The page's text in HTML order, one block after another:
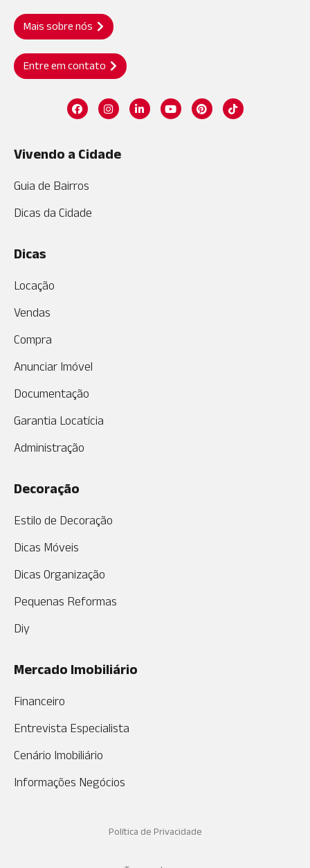
Mais sobre nós
Entre em contato
Vivendo a Cidade
Guia de Bairros
Dicas da Cidade
Dicas
Locação
Vendas
Compra
Anunciar Imóvel
Documentação
Garantia Locatícia
Administração
Decoração
Estilo de Decoração
Dicas Móveis
Dicas Organização
Pequenas Reformas
Diy
Mercado Imobiliário
Financeiro
Entrevista Especialista
Cenário Imobiliário
Informações Negócios
Política de Privacidade